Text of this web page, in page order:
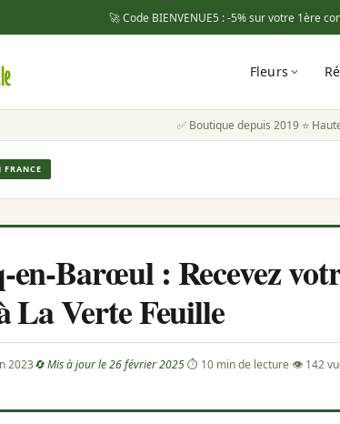
🚀 Code BIENVENUE5: -5% sur votre 1ère
Fleurs
✅ Boutique depuis 2019·⭐
FRANCE
Barœul : Recevez
La Verte Feuille
2023🔄 Mis à jour le 26 février 2025·⏱ 10 min de lecture·👁 142